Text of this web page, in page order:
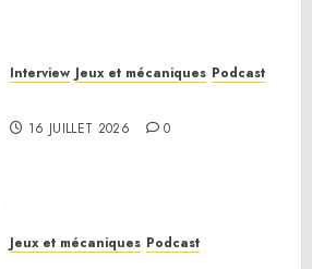
Interview Jeux et mécaniques Podcast
16 JUILLET 2026 0
Jeux et mécaniques Podcast